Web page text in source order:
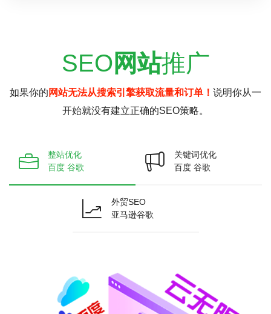
SEO 网站推广
如果你的 网站无法从搜索引擎获取流量和订单！ 说明你从一
开始就没有建立正确的SEO策略。
整站优化
百度 谷歌
关键词优化
百度 谷歌
外贸SEO
亚马逊谷歌